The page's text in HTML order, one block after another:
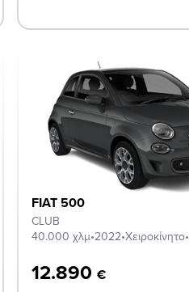
FIAT 500
CLUB
40.000 χλμ•2022•Χειροκίνητο•
12.890€